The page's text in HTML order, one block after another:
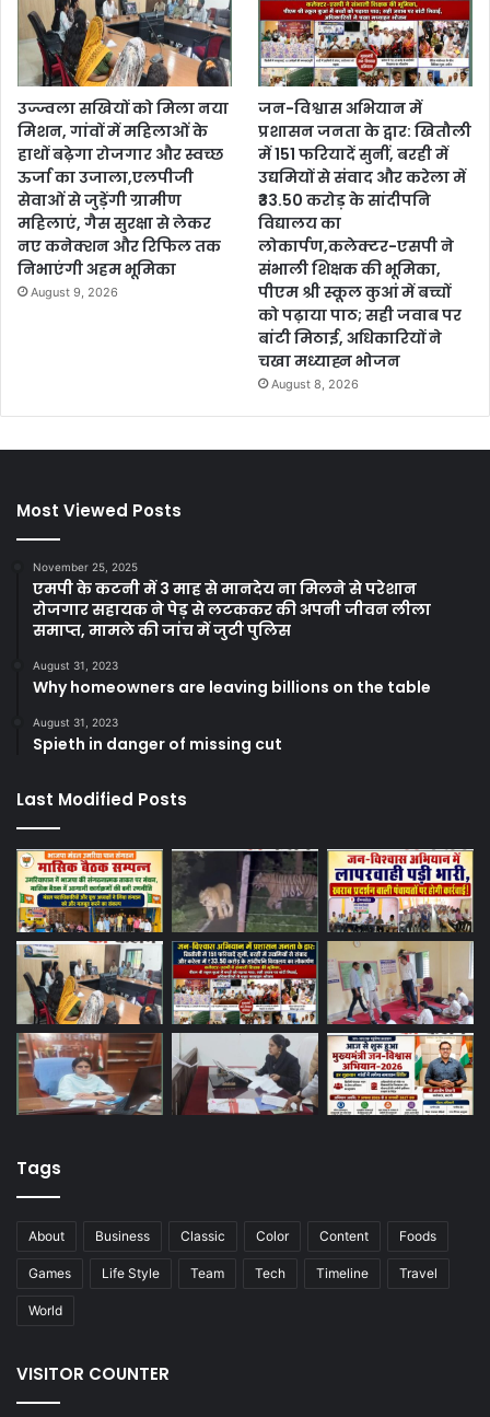
उज्ज्वला सखियों को मिला नया
मिशन, गांवों में महिलाओं के
हाथों बढ़ेगा रोजगार और स्वच्छ
ऊर्जा का उजाला,एलपीजी
सेवाओं से जुड़ेंगी ग्रामीण
महिलाएं, गैस सुरक्षा से लेकर
नए कनेक्शन और रिफिल तक
निभाएंगी अहम भूमिका
August 9, 2026
जन-विश्वास अभियान में
प्रशासन जनता के द्वार: खितौली
में 151 फरियादें सुनीं, बरही में
उद्यमियों से संवाद और करेला में
₹33.50 करोड़ के सांदीपनि
विद्यालय का
लोकार्पण,कलेक्टर-एसपी ने
संभाली शिक्षक की भूमिका,
पीएम श्री स्कूल कुआं में बच्चों
को पढ़ाया पाठ; सही जवाब पर
बांटी मिठाई, अधिकारियों ने
चखा मध्याह्न भोजन
August 8, 2026
Most Viewed Posts
November 25, 2025
एमपी के कटनी में 3 माह से मानदेय ना मिलने से परेशान
रोजगार सहायक ने पेड़ से लटककर की अपनी जीवन लीला
समाप्त, मामले की जांच में जुटी पुलिस
August 31, 2023
Why homeowners are leaving billions on the table
August 31, 2023
Spieth in danger of missing cut
Last Modified Posts
Tags
About Business Classic Color Content Foods
Games Life Style Team Tech Timeline Travel
World
VISITOR COUNTER